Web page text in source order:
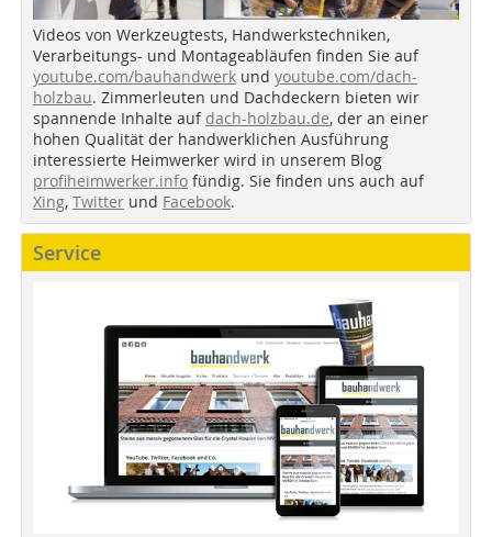
Videos von Werkzeugtests, Handwerkstechniken,
Verarbeitungs- und Montageabläufen finden Sie auf
youtube.com/bauhandwerk und youtube.com/dach-
holzbau. Zimmerleuten und Dachdeckern bieten wir
spannende Inhalte auf dach-holzbau.de, der an einer
hohen Qualität der handwerklichen Ausführung
interessierte Heimwerker wird in unserem Blog
profiheimwerker.info fündig. Sie finden uns auch auf
Xing, Twitter und Facebook.
Service